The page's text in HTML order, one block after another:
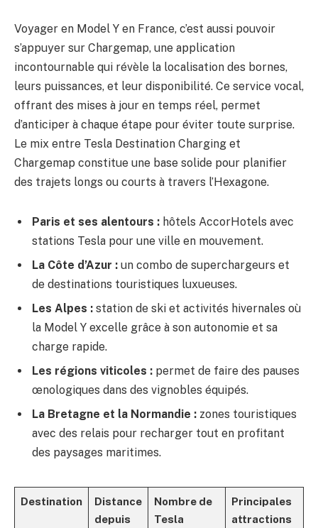
Voyager en Model Y en France, c’est aussi pouvoir
s’appuyer sur Chargemap, une application
incontournable qui révèle la localisation des bornes,
leurs puissances, et leur disponibilité. Ce service vocal,
offrant des mises à jour en temps réel, permet
d’anticiper à chaque étape pour éviter toute surprise.
Le mix entre Tesla Destination Charging et
Chargemap constitue une base solide pour planifier
des trajets longs ou courts à travers l’Hexagone.
Paris et ses alentours : hôtels AccorHotels avec
stations Tesla pour une ville en mouvement.
La Côte d’Azur : un combo de superchargeurs et
de destinations touristiques luxueuses.
Les Alpes : station de ski et activités hivernales où
la Model Y excelle grâce à son autonomie et sa
charge rapide.
Les régions viticoles : permet de faire des pauses
œnologiques dans des vignobles équipés.
La Bretagne et la Normandie : zones touristiques
avec des relais pour recharger tout en profitant
des paysages maritimes.
Destination
Distance
depuis
Nombre de
Tesla
Principales
attractions